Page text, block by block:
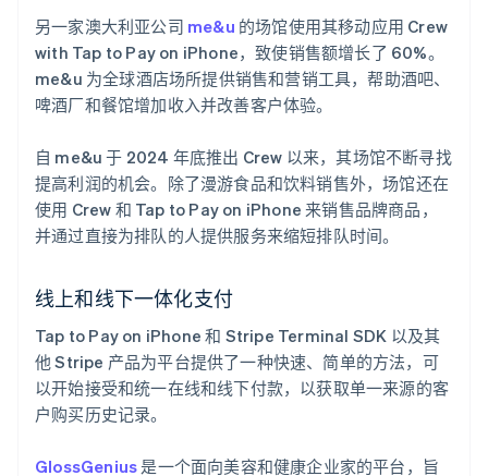
另一家澳大利亚公司 me&u 的场馆使用其移动应用 Crew
with Tap to Pay on iPhone，致使销售额增长了 60%。
me&u 为全球酒店场所提供销售和营销工具，帮助酒吧、
啤酒厂和餐馆增加收入并改善客户体验。
自 me&u 于 2024 年底推出 Crew 以来，其场馆不断寻找
提高利润的机会。除了漫游食品和饮料销售外，场馆还在
使用 Crew 和 Tap to Pay on iPhone 来销售品牌商品，
并通过直接为排队的人提供服务来缩短排队时间。
线上和线下一体化支付
Tap to Pay on iPhone 和 Stripe Terminal SDK 以及其
他 Stripe 产品为平台提供了一种快速、简单的方法，可
以开始接受和统一在线和线下付款，以获取单一来源的客
户购买历史记录。
GlossGenius 是一个面向美容和健康企业家的平台，旨